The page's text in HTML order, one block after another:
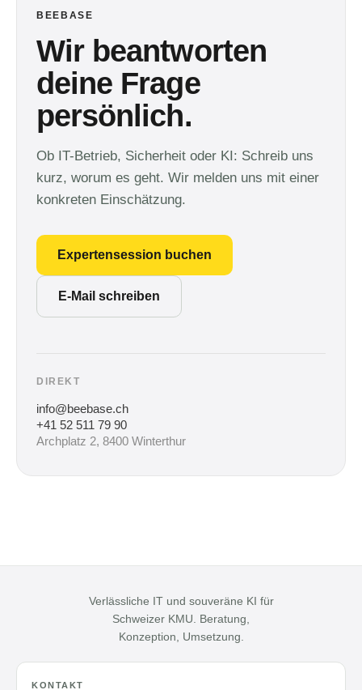
BEEBASE
Wir beantworten
deine Frage
persönlich.
Ob IT-Betrieb, Sicherheit oder KI: Schreib uns
kurz, worum es geht. Wir melden uns mit einer
konkreten Einschätzung.
Expertensession buchen
E-Mail schreiben
DIREKT
info@beebase.ch
+41 52 511 79 90
Archplatz 2, 8400 Winterthur
Verlässliche IT und souveräne KI für
Schweizer KMU. Beratung,
Konzeption, Umsetzung.
KONTAKT